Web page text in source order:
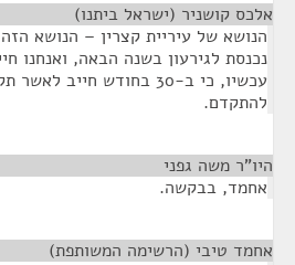
אלכס קושניר (ישראל ביתנו)
הנושא של עיריית קצרין – הנושא
נכנסת לגירעון בשנה הבאה, ואנחנו
עכשיו, כי ב-30 בחודש
להתקדם.
היו"ר משה גפני
אחמד, בבקשה.
אחמד טיבי (הרשימה המשותפת)